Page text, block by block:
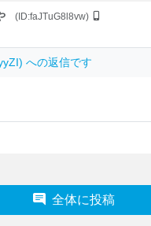
(ID:faJTuG8l8vw)
への返信です
全体に投稿